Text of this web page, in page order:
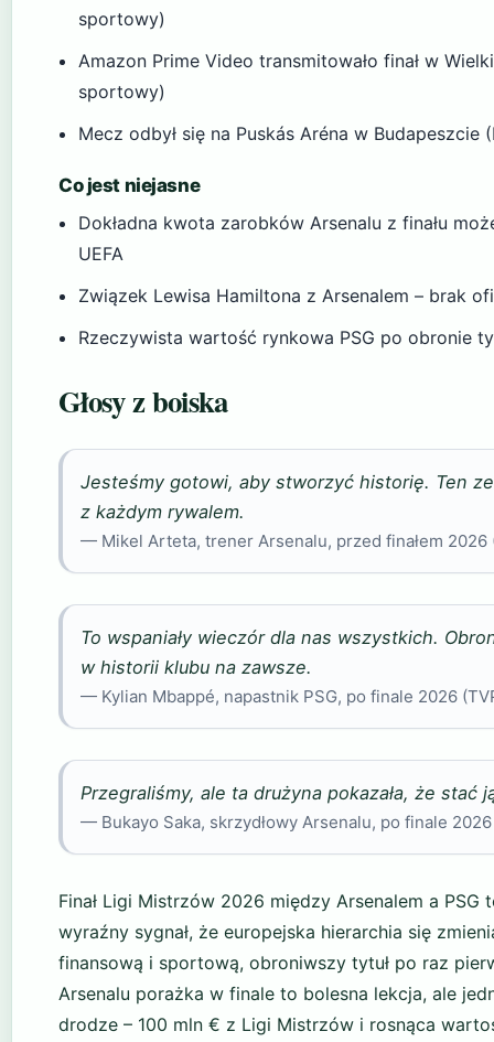
sportowy)
Amazon Prime Video transmitowało finał w
sportowy)
Mecz odbył się na Puskás Aréna w
Co jest niejasne
Dokładna kwota zarobków Arsenalu z finału
UEFA
Związek Lewisa Hamiltona z Arsenalem – brak
Rzeczywista wartość rynkowa PSG po obronie
Głosy z boiska
Jesteśmy gotowi, aby stworzyć historię. Ten
z każdym rywalem.
— Mikel Arteta, trener Arsenalu, przed finałem
To wspaniały wieczór dla nas wszystkich.
w historii klubu na zawsze.
— Kylian Mbappé, napastnik PSG, po finale 2026
Przegraliśmy, ale ta drużyna pokazała, że stać
— Bukayo Saka, skrzydłowy Arsenalu, po finale
Finał Ligi Mistrzów 2026 między Arsenalem a
wyraźny sygnał, że europejska hierarchia się
finansową i sportową, obroniwszy tytuł po raz
Arsenalu porażka w finale to bolesna lekcja, ale
drodze – 100 mln € z Ligi Mistrzów i rosnąca